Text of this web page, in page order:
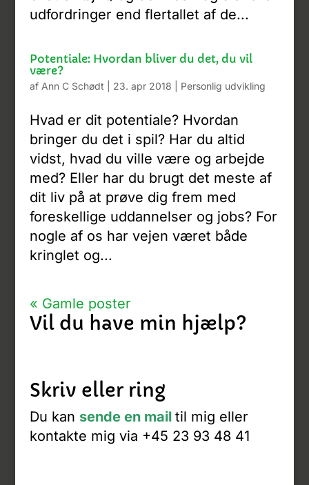
udfordringer end flertallet af de...
Potentiale: Hvordan bliver du det, du vil
være?
af Ann C Schødt 23. apr 2018 Personlig udvikling
Hvad er dit potentiale? Hvordan
bringer du det i spil? Har du altid
vidst, hvad du ville være og arbejde
med? Eller har du brugt det meste af
dit liv på at prøve dig frem med
foreskellige uddannelser og jobs? For
nogle af os har vejen været både
kringlet og...
« Gamle poster
Vil du have min hjælp?
Skriv eller ring
Du kan sende en mail til mig eller
kontakte mig via +45 23 93 48 41